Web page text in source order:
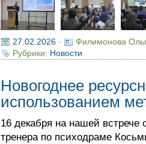
27.02.2026·
Филимонова
Рубрики: Новости
Новогоднее
использованием
16 декабря на нашей
тренера по психодраме